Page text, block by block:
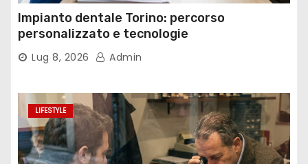
Impianto dentale Torino: percorso
personalizzato e tecnologie
Lug 8, 2026 Admin
LIFESTYLE